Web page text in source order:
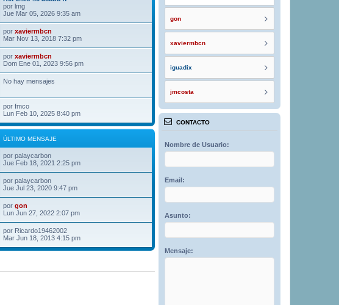
por lmg
Jue Mar 05, 2026 9:35 am
por xaviermbcn
Mar Nov 13, 2018 7:32 pm
por xaviermbcn
Dom Ene 01, 2023 9:56 pm
No hay mensajes
por fmco
Lun Feb 10, 2025 8:40 pm
ÚLTIMO MENSAJE
por palaycarbon
Jue Feb 18, 2021 2:25 pm
por palaycarbon
Jue Jul 23, 2020 9:47 pm
por gon
Lun Jun 27, 2022 2:07 pm
por Ricardo19462002
Mar Jun 18, 2013 4:15 pm
gon
xaviermbcn
iguadix
jmcosta
CONTACTO
Nombre de Usuario:
Email:
Asunto:
Mensaje: